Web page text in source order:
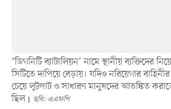
‘ডিগনিটি ব্যাটালিয়ন’ নামে স্থানীয় ব্যক্তিদের
সিটিতে দাপিয়ে বেড়ায়। যদিও নরিয়েগার
চেয়ে লুটপাট ও সাধারণ মানুষদের আতঙ্কিত
ছিল
ছবি: এএফপি